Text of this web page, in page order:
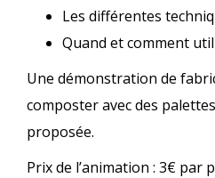
Les différentes
Quand et comment
Une démonstration de
composter avec des
proposée.
Prix de l’animation : 3€ par